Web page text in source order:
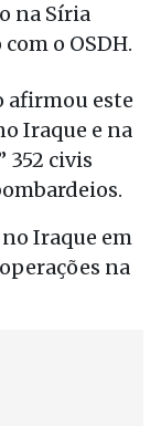
na Síria
o OSDH.
afirmou este
Iraque e na
352 civis
no Iraque em
na